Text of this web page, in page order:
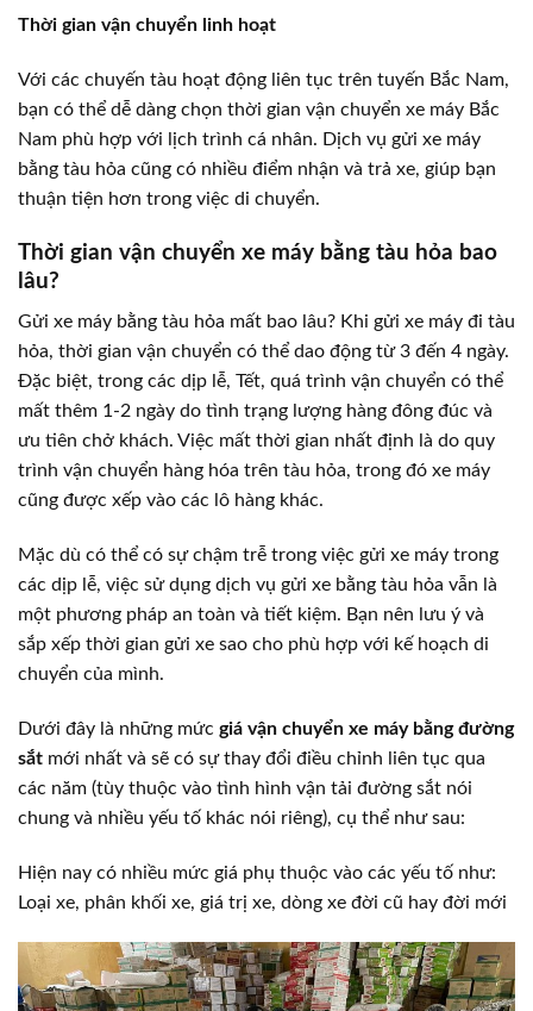
Thời gian vận chuyển linh hoạt
Với các chuyến tàu hoạt động liên tục trên tuyến Bắc Nam,
bạn có thể dễ dàng chọn thời gian vận chuyển xe máy Bắc
Nam phù hợp với lịch trình cá nhân. Dịch vụ gửi xe máy
bằng tàu hỏa cũng có nhiều điểm nhận và trả xe, giúp bạn
thuận tiện hơn trong việc di chuyển.
Thời gian vận chuyển xe máy bằng tàu hỏa bao
lâu?
Gửi xe máy bằng tàu hỏa mất bao lâu? Khi gửi xe máy đi tàu
hỏa, thời gian vận chuyển có thể dao động từ 3 đến 4 ngày.
Đặc biệt, trong các dịp lễ, Tết, quá trình vận chuyển có thể
mất thêm 1-2 ngày do tình trạng lượng hàng đông đúc và
ưu tiên chở khách. Việc mất thời gian nhất định là do quy
trình vận chuyển hàng hóa trên tàu hỏa, trong đó xe máy
cũng được xếp vào các lô hàng khác.
Mặc dù có thể có sự chậm trễ trong việc gửi xe máy trong
các dịp lễ, việc sử dụng dịch vụ gửi xe bằng tàu hỏa vẫn là
một phương pháp an toàn và tiết kiệm. Bạn nên lưu ý và
sắp xếp thời gian gửi xe sao cho phù hợp với kế hoạch di
chuyển của mình.
Dưới đây là những mức giá vận chuyển xe máy bằng đường
sắt mới nhất và sẽ có sự thay đổi điều chỉnh liên tục qua
các năm (tùy thuộc vào tình hình vận tải đường sắt nói
chung và nhiều yếu tố khác nói riêng), cụ thể như sau:
Hiện nay có nhiều mức giá phụ thuộc vào các yếu tố như:
Loại xe, phân khối xe, giá trị xe, dòng xe đời cũ hay đời mới